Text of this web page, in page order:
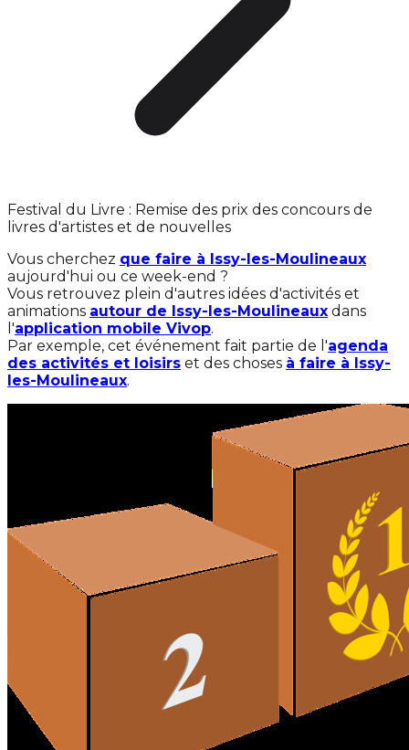
Festival du Livre : Remise des prix des concours de
livres d'artistes et de nouvelles
Vous cherchez que faire à Issy-les-Moulineaux
aujourd'hui ou ce week-end ?
Vous retrouvez plein d'autres idées d'activités et
animations autour de Issy-les-Moulineaux dans
l'application mobile Vivop.
Par exemple, cet événement fait partie de l'agenda
des activités et loisirs et des choses à faire à Issy-
les-Moulineaux.